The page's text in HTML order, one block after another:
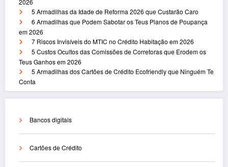
5 Armadilhas da Idade de Reforma 2026 que Custarão Caro
6 Armadilhas que Podem Sabotar os Teus Planos de Poupança
em 2026
7 Riscos Invisíveis do MTIC no Crédito Habitação em 2026
5 Custos Ocultos das Comissões de Corretoras que Erodem os
Teus Ganhos em 2026
5 Armadilhas dos Cartões de Crédito Ecofriendly que Ninguém Te
Conta
Bancos digitais
Cartões de Crédito